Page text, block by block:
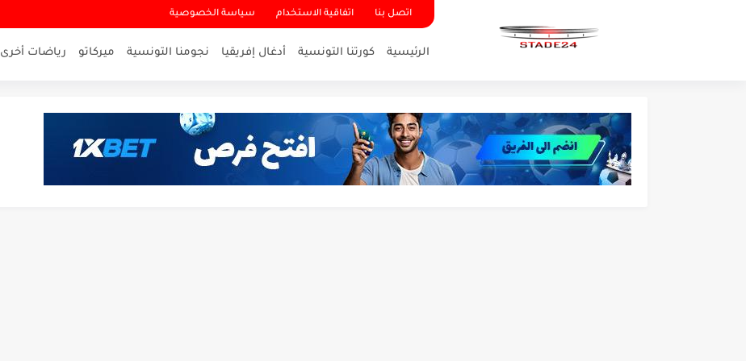
اتصل بنا اتفاقية الاستخدام سياسة الخصوصية
الرئيسية كورتنا التونسية أدغال إفريقيا نجومنا التونسية ميركاتو رياضات أخرى